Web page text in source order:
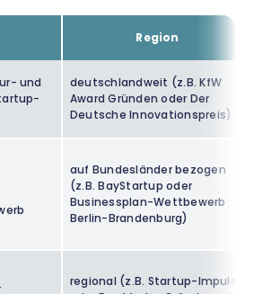
Region
und
deutschlandweit (z.B. KfW
Award Gründen oder Der
Deutsche Innovationspreis)
auf Bundesländer bezogen
(z.B. BayStartup oder
Businessplan-Wettbewerb
Berlin-Brandenburg)
regional (z.B. Startup-Impuls